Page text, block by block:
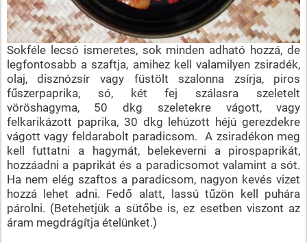
Sokféle lecsó ismeretes, sok minden adható hozzá, de
legfontosabb a szaftja, amihez kell valamilyen zsiradék,
olaj, disznózsír vagy füstölt szalonna zsírja, piros
fűszerpaprika, só, két fej szálasra szeletelt
vöröshagyma, 50 dkg szeletekre vágott, vagy
felkarikázott paprika, 30 dkg lehúzott héjú gerezdekre
vágott vagy feldarabolt paradicsom. A zsiradékon meg
kell futtatni a hagymát, belekeverni a pirospaprikát,
hozzáadni a paprikát és a paradicsomot valamint a sót.
Ha nem elég szaftos a paradicsom, nagyon kevés vizet
hozzá lehet adni. Fedő alatt, lassú tűzön kell puhára
párolni. (Betehetjük a sütőbe is, ez esetben viszont az
áram megdrágítja ételünket.)